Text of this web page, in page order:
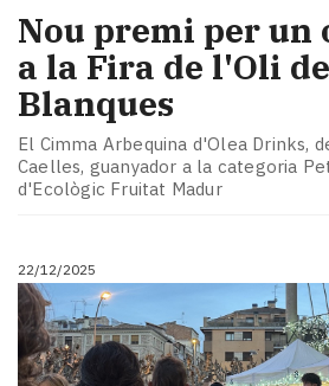
Nou premi per un
a la Fira de l'Oli
Blanques
El Cimma Arbequina d'Olea Drinks,
Caelles, guanyador a la categoria
d'Ecològic Fruitat Madur
22/12/2025